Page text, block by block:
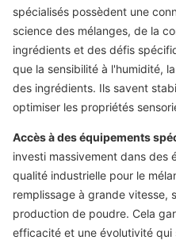
spécialisés possèdent une
science des mélanges, de la
ingrédients et des défis
que la sensibilité à l'humidité,
des ingrédients. Ils savent
optimiser les propriétés
Accès à des équipements
investi massivement dans des
qualité industrielle pour le
remplissage à grande vitesse,
production de poudre. Cela
efficacité et une évolutivité qui